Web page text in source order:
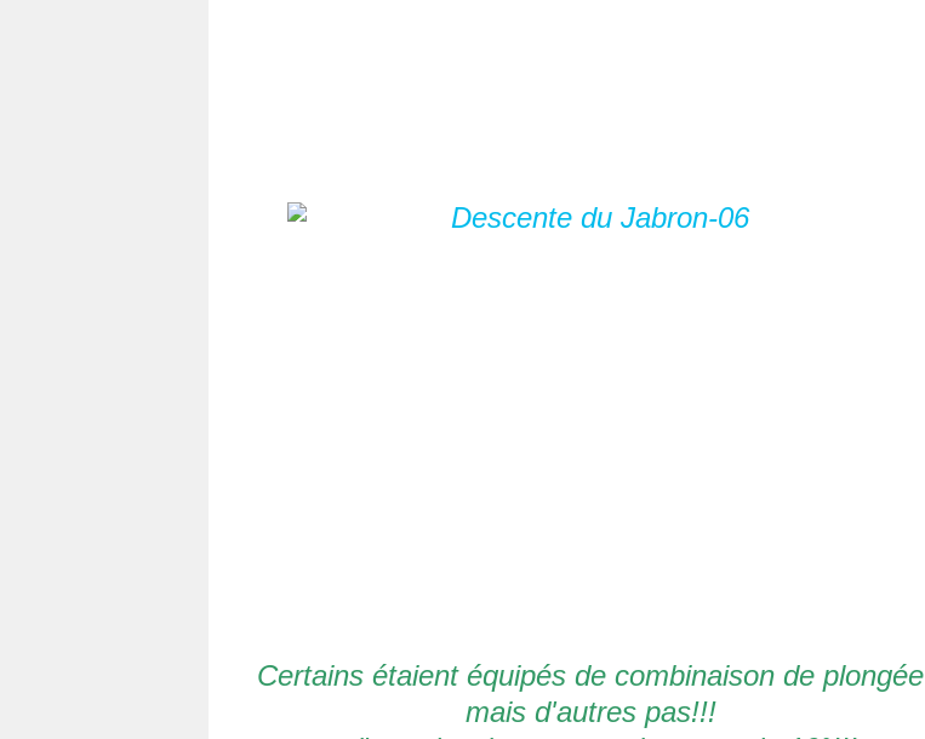
Certains étaient équipés de combinaison de plongée
mais d'autres pas!!!